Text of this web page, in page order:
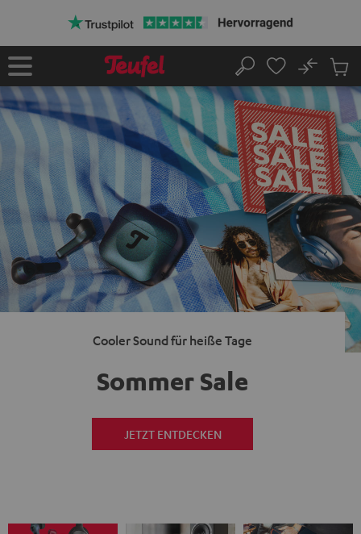
Startseite Suche
No
im
Cooler Sound für heiße Tage
Sommer Sale
JETZT ENTDECKEN